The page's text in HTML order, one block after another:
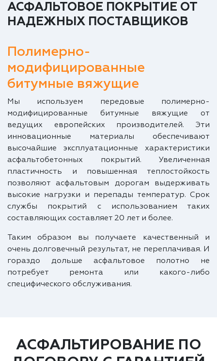
АСФАЛЬТОВОЕ ПОКРЫТИЕ ОТ
НАДЕЖНЫХ ПОСТАВЩИКОВ
Полимерно-
модифицированные
битумные вяжущие
Мы используем передовые полимерно-
модифицированные битумные вяжущие от
ведущих европейских производителей. Эти
инновационные материалы обеспечивают
высочайшие эксплуатационные характеристики
асфальтобетонных покрытий. Увеличенная
пластичность и повышенная теплостойкость
позволяют асфальтовым дорогам выдерживать
высокие нагрузки и перепады температур. Срок
службы покрытий с использованием таких
составляющих составляет 20 лет и более.
Таким образом вы получаете качественный и
очень долговечный результат, не переплачивая. И
гораздо дольше асфальтовое полотно не
потребует ремонта или какого-либо
специфического обслуживания.
АСФАЛЬТИРОВАНИЕ ПО